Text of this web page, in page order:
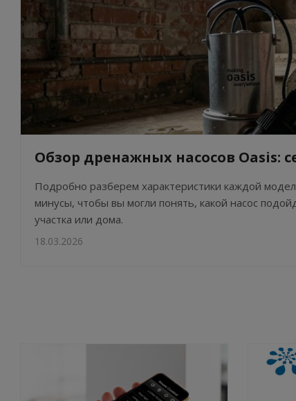
Обзор дренажных насосов Oasis:
Подробно разберем характеристики каждой
минусы, чтобы вы могли понять, какой насос
участка или дома.
18.03.2026